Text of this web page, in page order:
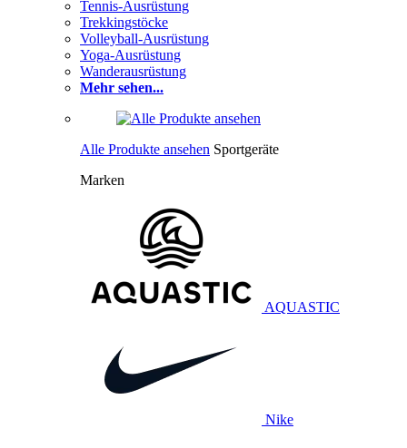
Tennis-Ausrüstung
Trekkingstöcke
Volleyball-Ausrüstung
Yoga-Ausrüstung
Wanderausrüstung
Mehr sehen...
Alle Produkte ansehen Sportgeräte
Marken
AQUASTIC
Nike